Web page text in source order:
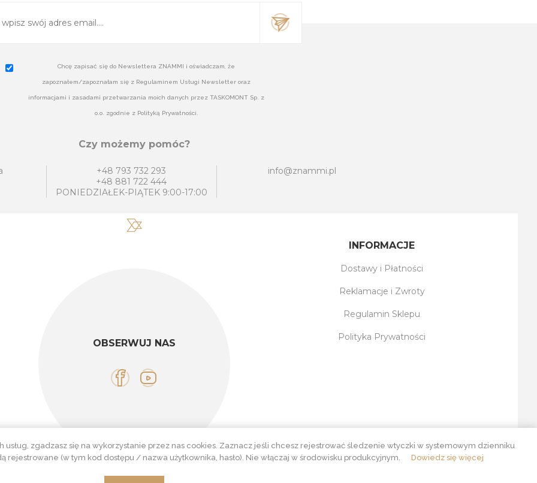
Chcę zapisać się do Newslettera ZNAMMI i oświadczam, że
zapoznałem/zapoznałam się z Regulaminem Usługi Newsletter oraz
informacjami i zasadami przetwarzania moich danych przez TASKOMONT Sp. z
o.o. zgodnie z Polityką Prywatności.
Czy możemy pomóc?
+48 793 732 293
+48 881 722 444
PONIEDZIAŁEK-PIĄTEK 9:00-17:00
info@znammi.pl
OBSERWUJ NAS
INFORMACJE
Dostawy i Płatności
Reklamacje i Zwroty
Regulamin Sklepu
Polityka Prywatności
usług, zgadzasz się na wykorzystanie przez nas cookies. Zaznacz jeśli chcesz rejestrować śledzenie wtyczki w systemowym dzienniku
rejestrowane (w tym kod dostępu / nazwa użytkownika, hasło). Nie włączaj w środowisku produkcyjnym.
Dowiedz się więcej